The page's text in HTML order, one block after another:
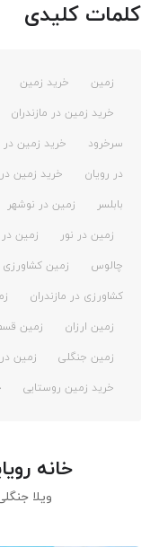
کلمات کلیدی
زمین خرید زمین
خرید زمین در مازندران
سرخرود خرید زمین در
در رویان خرید زمین
بابلسر زمین در نوشهر
زمین در نور زمین در
چالوس زمین کشاورزی
کشاورزی در مازندران
زمین ارزان زمین
زمین جنگلی زمین
خرید زمین روستایی
خانه
ویلا